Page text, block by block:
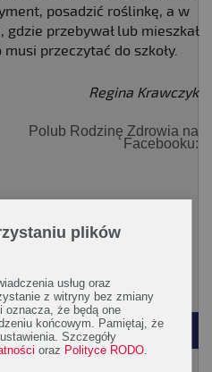
posadzić roślinkę, a w
przebywał lub mieszkał
przeczytać do szkoły.
Regina Krawczyk
Polub Rodzinę Zdrowia na
Facebooku:
do artykułów o
Cię tagi na
POWRÓT
plików
usług oraz
z witryny bez zmiany
oznacza, że będą one
końcowym. Pamiętaj, że
Szczegóły
oraz Polityce RODO.